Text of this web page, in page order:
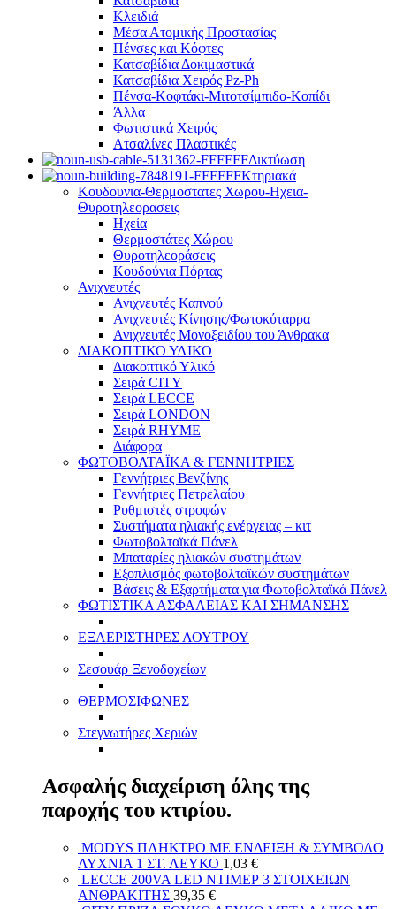
Κλειδιά
Μέσα Ατομικής Προστασίας
Πένσες και Κόφτες
Κατσαβίδια Δοκιμαστικά
Κατσαβίδια Χειρός Pz-Ph
Πένσα-Κοφτάκι-Μιτοτσίμπιδο-Κοπίδι
Άλλα
Φωτιστικά Χειρός
Ατσαλίνες Πλαστικές
Δικτύωση
Κτηριακά
Κουδουνια-Θερμοστατες Χωρου-Ηχεια-
Θυροτηλεορασεις
Ηχεία
Θερμοστάτες Χώρου
Θυροτηλεοράσεις
Κουδούνια Πόρτας
Ανιχνευτές
Ανιχνευτές Καπνού
Ανιχνευτές Κίνησης/Φωτοκύταρρα
Ανιχνευτές Μονοξειδίου του Άνθρακα
ΔΙΑΚΟΠΤΙΚΟ ΥΛΙΚΟ
Διακοπτικό Υλικό
Σειρά CITY
Σειρά LECCE
Σειρά LONDON
Σειρά RHYME
Διάφορα
ΦΩΤΟΒΟΛΤΑΪΚΑ & ΓΕΝΝΗΤΡΙΕΣ
Γεννήτριες Βενζίνης
Γεννήτριες Πετρελαίου
Ρυθμιστές στροφών
Συστήματα ηλιακής ενέργειας – κιτ
Φωτοβολταϊκά Πάνελ
Μπαταρίες ηλιακών συστημάτων
Εξοπλισμός φωτοβολταϊκών συστημάτων
Βάσεις & Εξαρτήματα για Φωτοβολταϊκά Πάνελ
ΦΩΤΙΣΤΙΚΑ ΑΣΦΑΛΕΙΑΣ ΚΑΙ ΣΗΜΑΝΣΗΣ
ΕΞΑΕΡΙΣΤΗΡΕΣ ΛΟΥΤΡΟΥ
Σεσουάρ Ξενοδοχείων
ΘΕΡΜΟΣΙΦΩΝΕΣ
Στεγνωτήρες Χεριών
Ασφαλής διαχείριση όλης της
παροχής του κτιρίου.
MODYS ΠΛΗΚΤΡΟ ΜΕ ΕΝΔΕΙΞΗ & ΣΥΜΒΟΛΟ
ΛΥΧΝΙΑ 1 ΣΤ. ΛΕΥΚΟ 1,03 €
LECCE 200VA LED ΝΤΙΜΕΡ 3 ΣΤΟΙΧΕΙΩΝ
ΑΝΘΡΑΚΙΤΗΣ 39,35 €